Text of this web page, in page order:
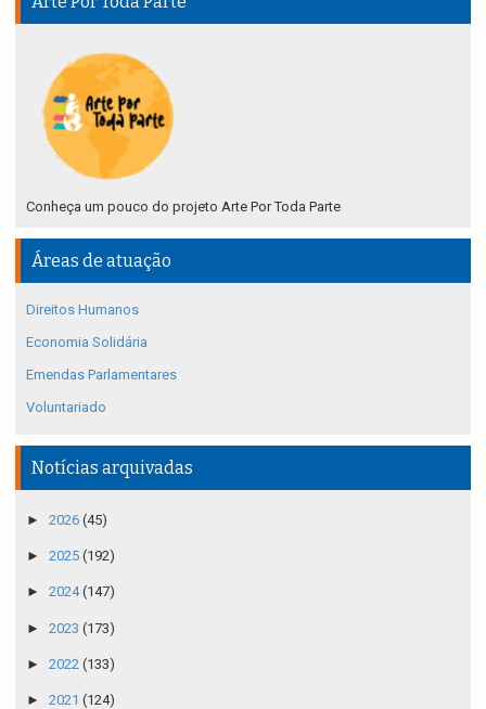
Conheça um pouco do projeto Arte Por Toda Parte
Áreas de atuação
Direitos Humanos
Economia Solidária
Emendas Parlamentares
Voluntariado
Notícias arquivadas
► 2026 (45)
► 2025 (192)
► 2024(147)
► 2023 (173)
► 2022 (133)
► 2021 (124)